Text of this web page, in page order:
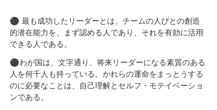
⚫︎ 最も成功したリーダーとは、チームの人びとの創造
的潜在能力を、まず認める人であり、それを有効に活用
できる人である。
⚫︎わが国は、文字通り、将来リーダーになる素質のある
人を何千人も持っている。かれらの運命をまっとうする
のに必要なことは、自己理解とセルフ・モテイベーショ
ンである。